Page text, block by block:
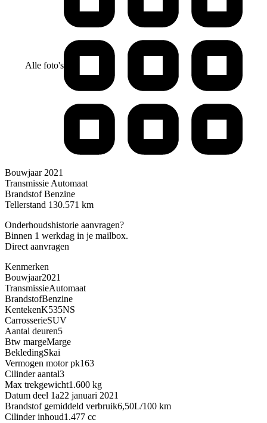
Alle foto's
Bouwjaar 2021
TransmissieAutomaat
Brandstof Benzine
Tellerstand 130.571 km
Onderhoudshistorie aanvragen?
Binnen 1 werkdag in je mailbox.
Direct aanvragen
Kenmerken
Bouwjaar2021
TransmissieAutomaat
BrandstofBenzine
KentekenK535NS
CarrosserieSUV
Aantal deuren5
Btw margeMarge
BekledingSkai
Vermogen motor pk163
Cilinder aantal3
Max trekgewicht1.600 kg
Datum deel 1a22 januari 2021
Brandstof gemiddeld verbruik6,50L/100 km
Cilinder inhoud1.477 cc